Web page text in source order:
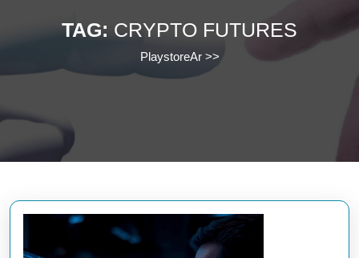
TAG: CRYPTO FUTURES
PlaystoreAr>>